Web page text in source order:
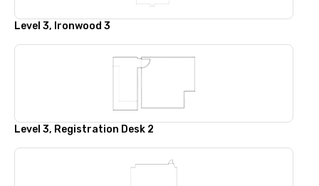
Level 3, Ironwood 3
Level 3, Registration Desk 2